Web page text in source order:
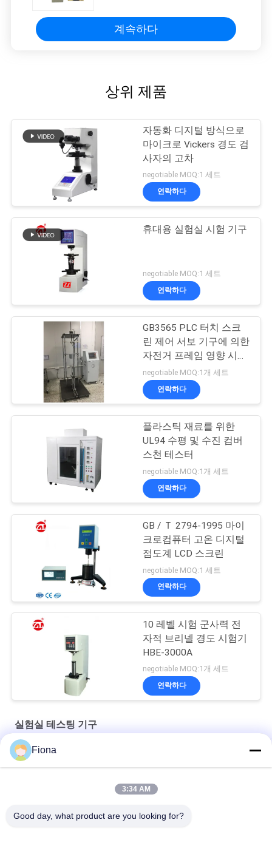
계속하다
상위 제품
자동화 디지털 방식으로
마이크로 Vickers 경도 검
사자의 고차
negotiable MOQ:1 세트
연락하다
휴대용 실험실 시험 기구
negotiable MOQ:1 세트
연락하다
GB3565 PLC 터치 스크
린 제어 서보 기구에 의한
자전거 프레임 영향 시험
기계
negotiable MOQ:1개 세트
연락하다
플라스틱 재료를 위한
UL94 수평 및 수진 컴버
스천 테스터
negotiable MOQ:1개 세트
연락하다
GB / Ｔ 2794-1995 마이
크로컴퓨터 고온 디지털
점도계 LCD 스크린
negotiable MOQ:1 세트
연락하다
10 레벨 시험 군사력 전
자적 브리넬 경도 시험기
HBE-3000A
negotiable MOQ:1개 세트
연락하다
실험실 테스팅 기구
SHBRV-187.5 디지털 블로비 경도계
Fiona
3:34 AM
Good day, what product are you looking for?